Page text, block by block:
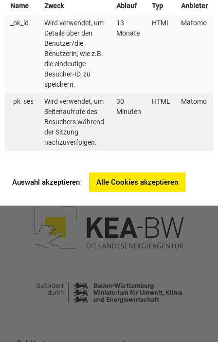
„Automatisierte Erfassung von Straßenschäden“ der
Stadt Hockenheim.
zur Förderseite:
bw.de/foerderung-mobilitaet
Download :Pressemitteilung Ministerium des Inneren,
für Digitalisierung und Kommunen Baden-
Württemberg
Name Zweck Ablauf Typ Anbieter
_pk_id
Wird verwendet, um
Details über den
Benutzer/die
Benutzerin, wie z.B.
die eindeutige
Besucher-ID, zu
speichern.
13
Monate
HTML Matomo
_pk_ses
Wird verwendet, um
Seitenaufrufe des
Besuchers während
der Sitzung
nachzuverfolgen.
30
Minuten
HTML Matomo
Auswahl akzeptieren Alle Cookies akzeptieren